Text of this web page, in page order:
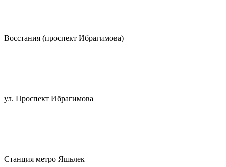
Восстания (проспект Ибрагимова)
ул. Проспект Ибрагимова
Станция метро Яшьлек